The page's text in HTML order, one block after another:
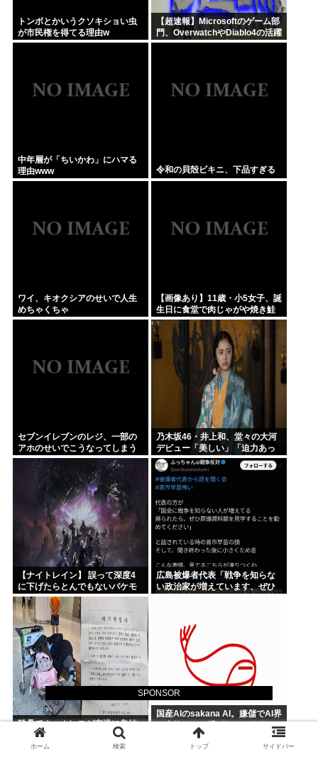
SPONSOR
トンボとかいうクソキショい虫
が市民権を得てる理由w
【超速報】Microsoftのゲーム部
門、OverwatchやDiablo4の活躍
によりBlizzardが牽引役となる
中年層が「ちいかわ」にハマる
理由www
令和の貝殻ビキニ、下品すぎる
ワイ、キオクシアのせいで人生
めちゃくちゃ
【画像あり】11歳・小5女子、誕
生日に食堂で肉じゃがや焼き鮭
や玉子焼きなど一品料理をオジ
サンみたいに食べる
セブンイレブンのレジ、一部の
アホのせいでこうなってしまう
乃木坂46・井上和、堂々の大河
デビュー「美しい」「迫力あっ
た」 茶々役で視聴者称賛
【ナイトレイン】 誤って深度4
に下げたらとんでもないバケモ
ノと遭遇した
広島被爆者代表「戦争を知らな
い政治家が増えています、ぜひ
酷暑でホームレスが空港に集結
国産AIのsakana AI。嫌儲でAI界
の中抜きAIと呼ばれてしまう
ホーム 検索 トップ サイドバー